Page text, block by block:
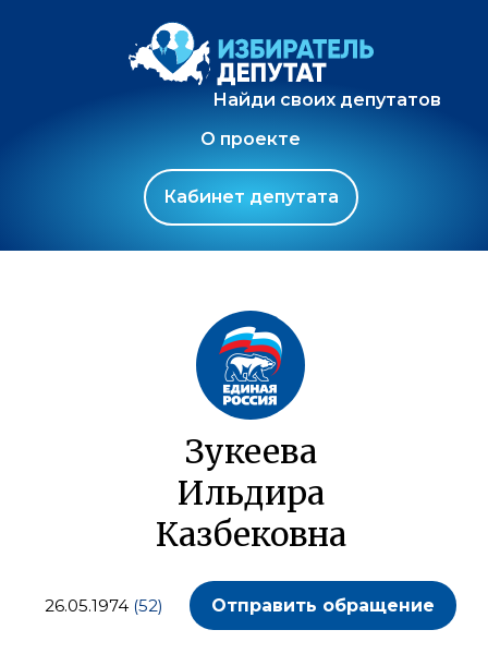
Найди своих депутатов
О проекте
Кабинет депутата
Зукеева
Ильдира
Казбековна
26.05.1974 (52) Отправить обращение